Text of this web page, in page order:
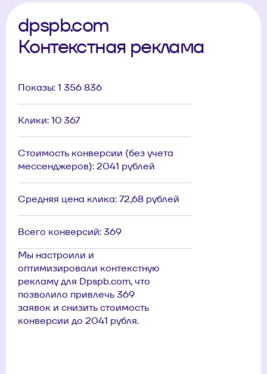
dpspb.com
Контекстная реклама
Показы: 1 356 836
Клики: 10 367
Стоимость конверсии (без учета
мессенджеров): 2041 рублей
Средняя цена клика: 72,68 рублей
Всего конверсий: 369
Мы настроили и
оптимизировали контекстную
рекламу для Dpspb.com, что
позволило привлечь 369
заявок и снизить стоимость
конверсии до 2041 рубля.